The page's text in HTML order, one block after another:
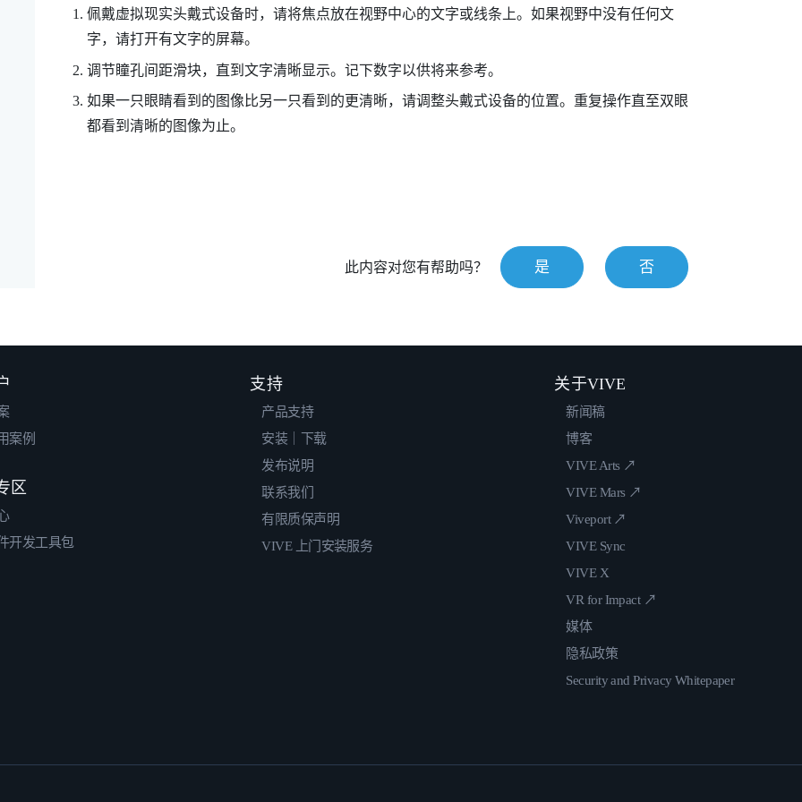
佩戴虚拟现实头戴式设备时，请将焦点放在视野中心的文字或线条上。如果视野中没有任何文
字，请打开有文字的屏幕。
调节瞳孔间距滑块，直到文字清晰显示。记下数字以供将来参考。
如果一只眼睛看到的图像比另一只看到的更清晰，请调整头戴式设备的位置。重复操作直至双眼
都看到清晰的图像为止。
此内容对您有帮助吗？ 是 否
案例
区
开发工具包
支持
产品支持
安装｜下载
发布说明
联系我们
有限质保声明
VIVE 上门安装服务
关于VIVE
新闻稿
博客
VIVE Arts ↗
VIVE Mars ↗
Viveport ↗
VIVE Sync
VIVE X
VR for Impact ↗
媒体
隐私政策
Security and Privacy Whitepaper